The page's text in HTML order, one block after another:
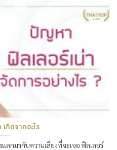
เกิดจากอะไร
กมากับความเสี่ยงที่จะเจอ ฟิลเลอร์